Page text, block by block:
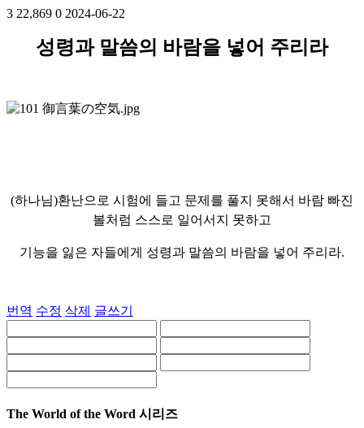
3 22,869 0 2024-06-22
성령과 말씀의 바람을 넣어 주리라
(하나님)환난으로 시험에 들고 문제를 풀지 못해서 바람 빠진
볼처럼 스스로 일어서지 못하고
기능을 잃은 자들에게 성령과 말씀의 바람을 넣어 주리라.
번역 수정 삭제 글쓰기
The World of the Word 시리즈